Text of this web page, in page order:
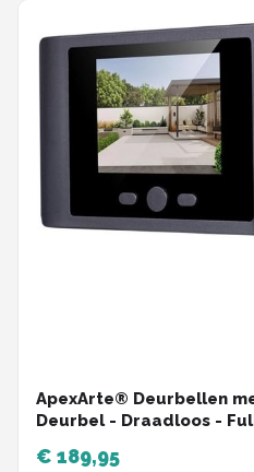
ApexArte® Deurbellen
Deurbel - Draadloos -
€ 189,95